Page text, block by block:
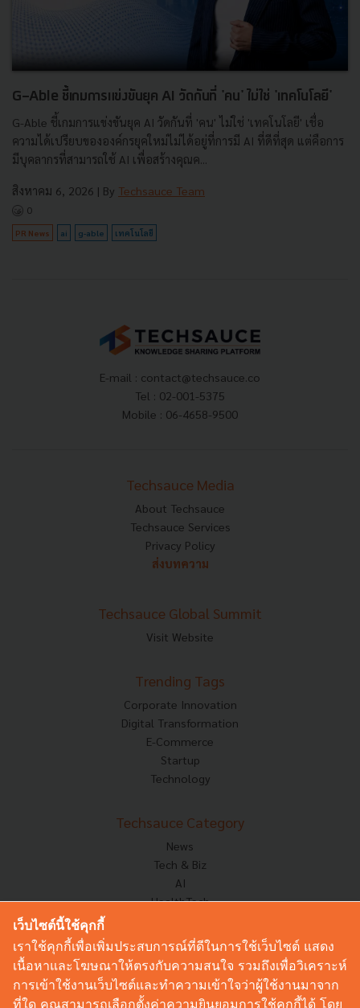
G-Able ชี้เกมการแข่งขันยุค AI วัดกันที่ 'คน' ไม่ใช่ 'เทคโนโลยี'
G-Able ชี้เกมการแข่งขันยุค AI วัดกันที่ 'คน' ไม่ใช่ 'เทคโนโลยี' เชื่อ
ความได้เปรียบขององค์กรยุคใหม่ไม่ได้อยู่ที่การมี AI ที่ดีที่สุด แต่คือการ
มีบุคลากรที่สามารถใช้ AI เพื่อสร้างคุณค...
สิงหาคม 6, 2026 | By Techsauce Team
0
PR News ai g-able เทคโนโลยี
E-mail : contact@techsauce.co
Tel : 02-001-5375
Mobile : 06-4658-9500
Techsauce Media
About Techsauce
Techsauce Services
Privacy Policy
ส่งบทความ
Techsauce Global Summit
Visit Website
Trending Tags
Corporate Innovation
Digital Transformation
E-Commerce
Startup
Technology
Techsauce Category
News
Tech & Biz
AI
HealthTech
Corp Innov
Saucy Thoughts
Based On
Sustainable
เว็บไซต์นี้ใช้คุกกี้
เราใช้คุกกี้เพื่อเพิ่มประสบการณ์ที่ดีในการใช้เว็บไซต์ แสดง
เนื้อหาและโฆษณาให้ตรงกับความสนใจ รวมถึงเพื่อวิเคราะห์
การเข้าใช้งานเว็บไซต์และทำความเข้าใจว่าผู้ใช้งานมาจาก
ที่ใด คุณสามารถเลือกตั้งค่าความยินยอมการใช้คุกกี้ได้ โดย